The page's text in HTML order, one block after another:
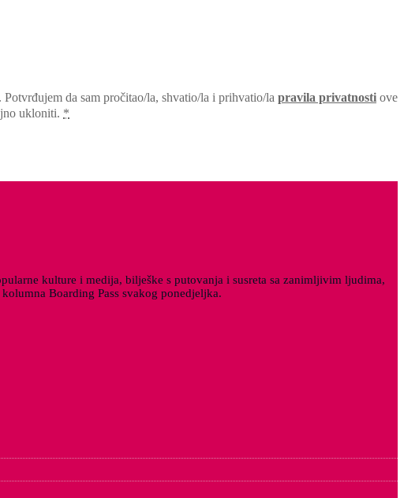
da sam pročitao/la, shvatio/la i prihvatio/la pravila privatnosti ove
ukloniti. *
kulture i medija, bilješke s putovanja i susreta sa zanimljivim ljudima,
Boarding Pass svakog ponedjeljka.